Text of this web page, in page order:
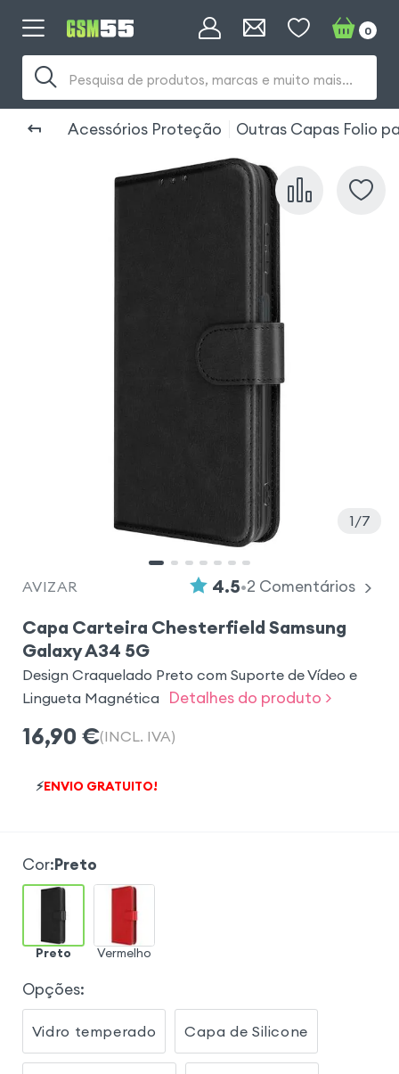
Pesquisa de produtos, marcas e muito mais...
0
Acessórios Proteção Outras Capas Folio
1 7
AVIZAR 4.5•2 Comentários
Capa Carteira Chesterfield Samsung
Galaxy A34 5G
Design Craquelado Preto com Suporte de Vídeo e
Lingueta Magnética
Detalhes do produto >
16,90 €(INCL. IVA)
⚡ENVIO GRATUITO!
Cor:Preto
Preto Vermelho
Opções:
Vidro temperado Capa de Silicone